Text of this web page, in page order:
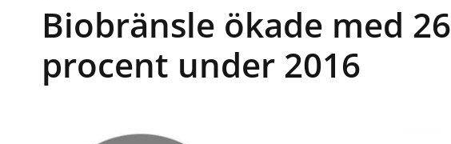
Biobränsle ökade med 26
procent under 2016